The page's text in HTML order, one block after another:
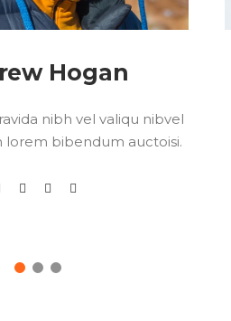
Hogan
nibh vel valiqu nibvel
lorem bibendum auctoisi.